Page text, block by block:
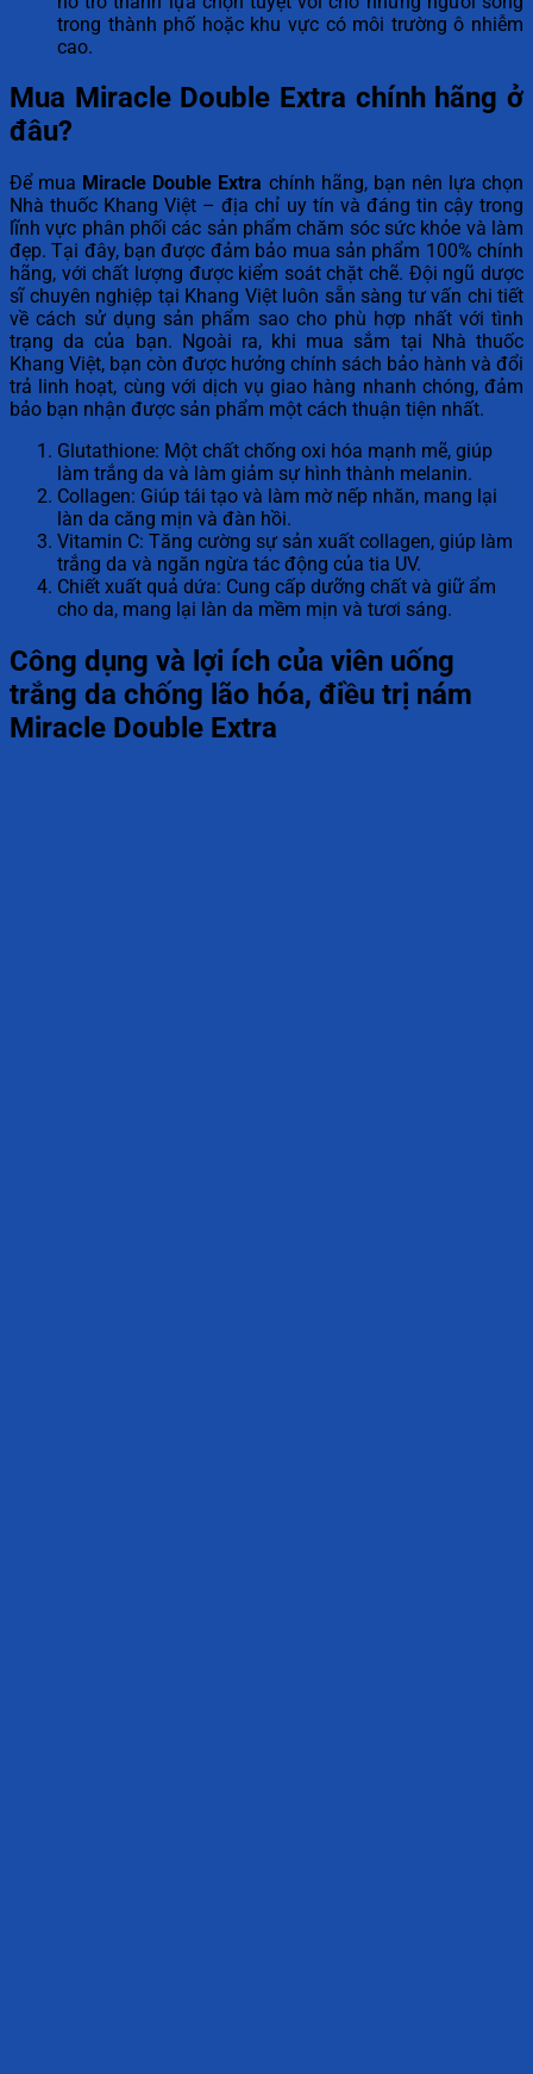
trong thành phố hoặc khu vực có môi trường ô nhiễm
cao.
Mua Miracle Double Extra chính hãng ở
đâu?
Để mua Miracle Double Extra chính hãng, bạn nên lựa chọn
Nhà thuốc Khang Việt – địa chỉ uy tín và đáng tin cậy trong
lĩnh vực phân phối các sản phẩm chăm sóc sức khỏe và làm
đẹp. Tại đây, bạn được đảm bảo mua sản phẩm 100% chính
hãng, với chất lượng được kiểm soát chặt chẽ. Đội ngũ dược
sĩ chuyên nghiệp tại Khang Việt luôn sẵn sàng tư vấn chi tiết
về cách sử dụng sản phẩm sao cho phù hợp nhất với tình
trạng da của bạn. Ngoài ra, khi mua sắm tại Nhà thuốc
Khang Việt, bạn còn được hưởng chính sách bảo hành và đổi
trả linh hoạt, cùng với dịch vụ giao hàng nhanh chóng, đảm
bảo bạn nhận được sản phẩm một cách thuận tiện nhất.
Glutathione: Một chất chống oxi hóa mạnh mẽ, giúp
làm trắng da và làm giảm sự hình thành melanin.
Collagen: Giúp tái tạo và làm mờ nếp nhăn, mang lại
làn da căng mịn và đàn hồi.
Vitamin C: Tăng cường sự sản xuất collagen, giúp làm
trắng da và ngăn ngừa tác động của tia UV.
Chiết xuất quả dứa: Cung cấp dưỡng chất và giữ ẩm
cho da, mang lại làn da mềm mịn và tươi sáng.
Công dụng và lợi ích của viên uống
trắng da chống lão hóa, điều trị nám
Miracle Double Extra